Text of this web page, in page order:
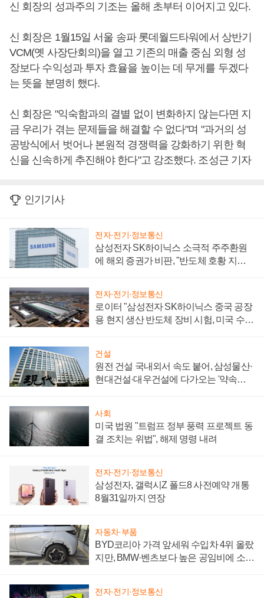
신 회장의 성과주의 기조는 올해 초부터 이어지고 있다.
신 회장은 1월15일 서울 송파 롯데월드타워에서 상반기
VCM(옛 사장단회의)을 열고 기존의 매출 중심 외형 성
장보다 수익성과 투자 효율을 높이는 데 무게를 두겠다
는 뜻을 분명히 했다.
신 회장은 "익숙함과의 결별 없이 변화하지 않는다면 지
금 우리가 겪는 문제들을 해결할 수 없다"며 "과거의 성
공방식에서 벗어나 본원적 경쟁력을 강화하기 위한 혁
신을 신속하게 추진해야 한다"고 강조했다. 조성근 기자
인기기사
전자·전기·정보통신
삼성전자 SK하이닉스 소극적 주주환원
에 해외 증권가 비판, "반도체 호황 지속
전자·전기·정보통신
로이터 "삼성전자 SK하이닉스 중국 공장
용 현지 생산 반도체 장비 시험, 미국 수출
건설
원전 건설 국내외서 속도 붙어, 삼성물산·
현대건설·대우건설에 다가오는 '약속의
사회
미국 법원 "트럼프 정부 풍력 프로젝트 동
결 조치는 위법", 해제 명령 내려
전자·전기·정보통신
삼성전자, 갤럭시Z 폴드8 사전예약 개통
8월31일까지 연장
자동차·부품
BYD코리아 가격 앞세워 수입차 4위 올랐
지만, BMW·벤츠보다 높은 공임비에 소비
전자·전기·정보통신